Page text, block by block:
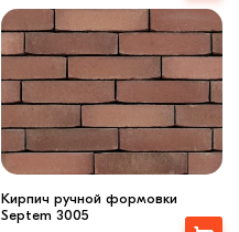
Кирпич ручной формовки
Septem 3005